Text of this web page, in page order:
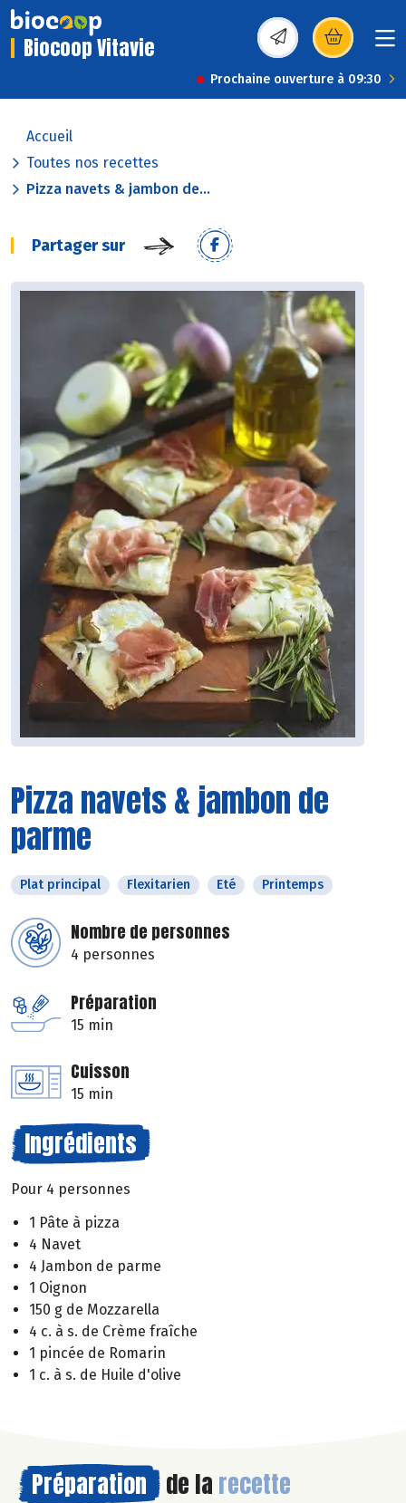
Biocoop Vitavie (s’ouvre dans une
Prochaine ouverture à 09:30
Accueil
Toutes nos recettes
Pizza navets & jambon de...
Partager sur
Pizza navets & jambon de
parme
Plat principal Flexitarien Eté Printemps
Nombre de personnes
4 personnes
Préparation
15 min
Cuisson
15 min
Ingrédients
Pour 4 personnes
1 Pâte à pizza
4 Navet
4 Jambon de parme
1 Oignon
150 g de Mozzarella
4 c. à s. de Crème fraîche
1 pincée de Romarin
1 c. à s. de Huile d'olive
Préparation de la recette